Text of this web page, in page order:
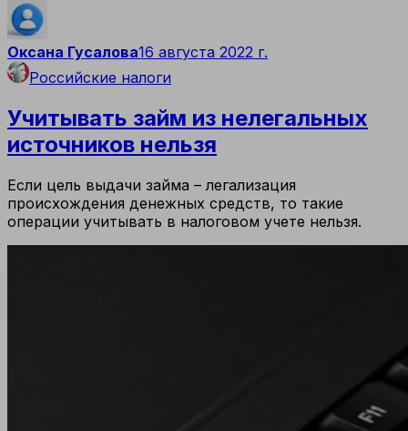
Оксана Гусалова16 августа 2022 г.
Российские налоги
Учитывать займ из нелегальных
источников нельзя
Если цель выдачи займа – легализация
происхождения денежных средств, то такие
операции учитывать в налоговом учете нельзя.